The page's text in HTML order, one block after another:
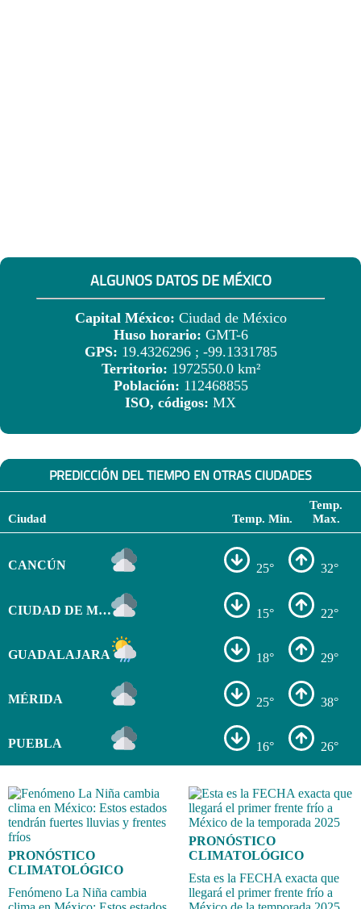
ALGUNOS DATOS DE MÉXICO
Capital México: Ciudad de México
Huso horario: GMT-6
GPS: 19.4326296 ; -99.1331785
Territorio: 1972550.0 km²
Población: 112468855
ISO, códigos: MX
PREDICCIÓN DEL TIEMPO EN OTRAS CIUDADES
Ciudad Temp. Min.
Temp.
Max.
CANCÚN 25° 32°
CIUDAD DE MÉXICO 15° 22°
GUADALAJARA 18° 29°
MÉRIDA 25° 38°
PUEBLA 16° 26°
PRONÓSTICO
CLIMATOLÓGICO
Fenómeno La Niña cambia
PRONÓSTICO
CLIMATOLÓGICO
Esta es la FECHA exacta que
llegará el primer frente frío a